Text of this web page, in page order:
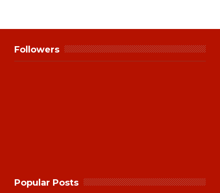
Followers
Popular Posts